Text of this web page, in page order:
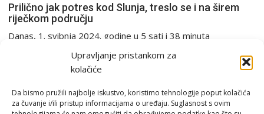
Upravljanje pristankom za
kolačiće
Da bismo pružili najbolje iskustvo, koristimo tehnologije poput kolačića
za čuvanje i/ili pristup informacijama o uređaju. Suglasnost s ovim
Prilično jak potres kod Slunja, treslo se i na širem
riječkom području
Danas, 1. svibnja 2024. godine u 5 sati i 38 minuta
seizmografi Seizmološke službe RH zabilježili...
Potres